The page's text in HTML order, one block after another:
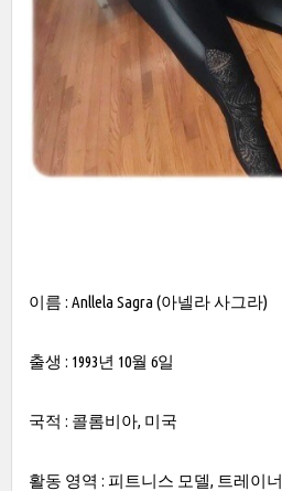
이름 : Anllela Sagra (아넬라 사그라)
출생 : 1993년 10월 6일
국적 : 콜롬비아, 미국
활동 영역 : 피트니스 모델, 트레이너